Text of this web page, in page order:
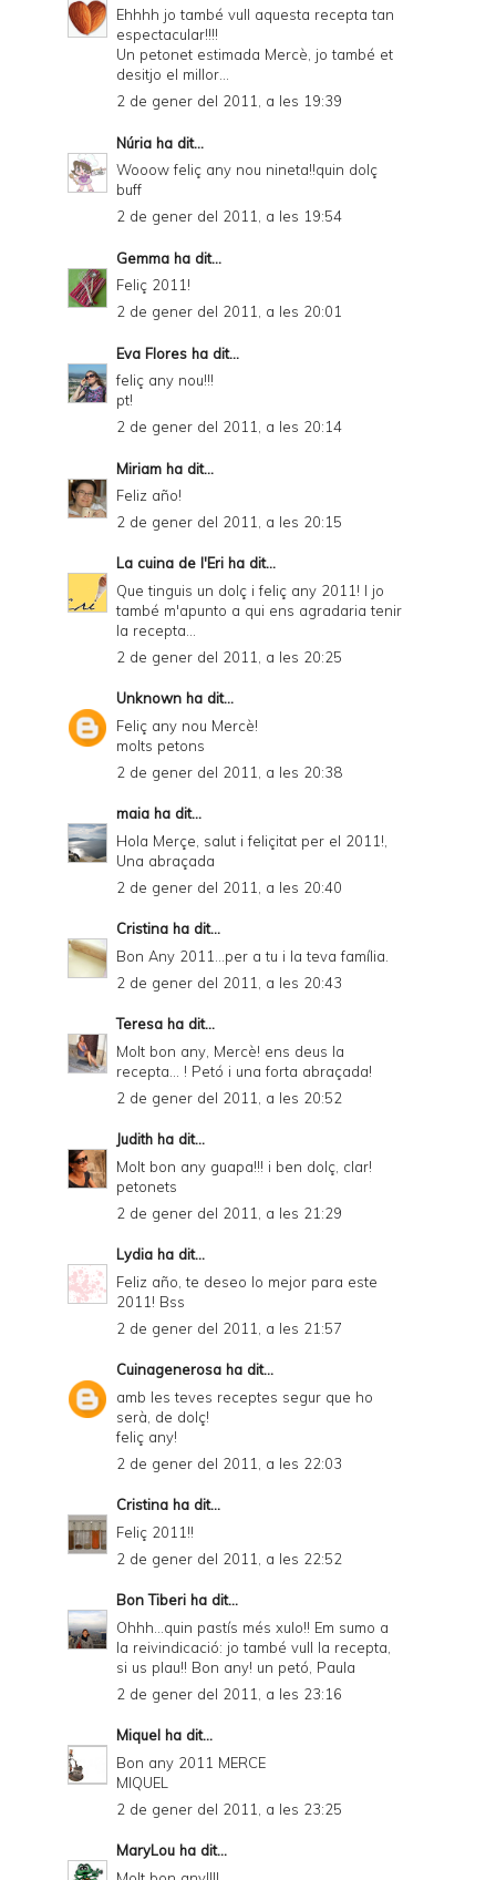
d
P
D
F
Ehhhh jo també vull aquesta recepta tan
espectacular!!!!
Un petonet estimada Mercè, jo també et
desitjo el millor...
2 de gener del 2011, a les 19:39
Núria ha dit...
Wooow feliç any nou nineta!!quin dolç
buff
2 de gener del 2011, a les 19:54
Gemma ha dit...
Feliç 2011!
2 de gener del 2011, a les 20:01
Eva Flores ha dit...
feliç any nou!!!
pt!
2 de gener del 2011, a les 20:14
Miriam ha dit...
Feliz año!
2 de gener del 2011, a les 20:15
La cuina de l'Eri ha dit...
Que tinguis un dolç i feliç any 2011! I jo
també m'apunto a qui ens agradaria tenir
la recepta...
2 de gener del 2011, a les 20:25
Unknown ha dit...
Feliç any nou Mercè!
molts petons
2 de gener del 2011, a les 20:38
maia ha dit...
Hola Merçe, salut i feliçitat per el 2011!,
Una abraçada
2 de gener del 2011, a les 20:40
Cristina ha dit...
Bon Any 2011...per a tu i la teva família.
2 de gener del 2011, a les 20:43
Teresa ha dit...
Molt bon any, Mercè! ens deus la
recepta... ! Petó i una forta abraçada!
2 de gener del 2011, a les 20:52
Judith ha dit...
Molt bon any guapa!!! i ben dolç, clar!
petonets
2 de gener del 2011, a les 21:29
Lydia ha dit...
Feliz año, te deseo lo mejor para este
2011! Bss
2 de gener del 2011, a les 21:57
Cuinagenerosa ha dit...
amb les teves receptes segur que ho
serà, de dolç!
feliç any!
2 de gener del 2011, a les 22:03
Cristina ha dit...
Feliç 2011!!
2 de gener del 2011, a les 22:52
Bon Tiberi ha dit...
Ohhh...quin pastís més xulo!! Em sumo a
la reivindicació: jo també vull la recepta,
si us plau!! Bon any! un petó, Paula
2 de gener del 2011, a les 23:16
Miquel ha dit...
Bon any 2011 MERCE
MIQUEL
2 de gener del 2011, a les 23:25
MaryLou ha dit...